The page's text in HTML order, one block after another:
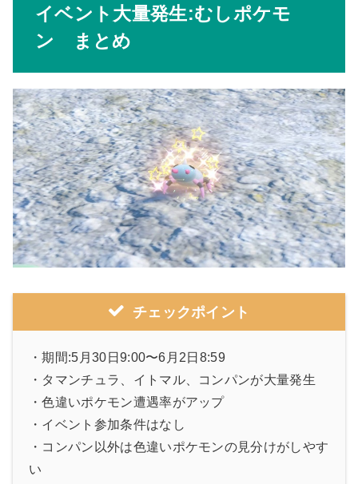
イベント大量発生:むしポケモ
ン まとめ
チェックポイント
・期間:5月30日9:00〜6月2日8:59
・タマンチュラ、イトマル、コンパンが大量発生
・色違いポケモン遭遇率がアップ
・イベント参加条件はなし
・コンパン以外は色違いポケモンの見分けがしやす
い